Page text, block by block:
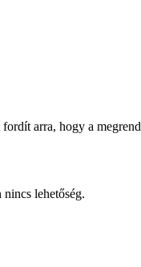
arra, hogy a
lehetőség.